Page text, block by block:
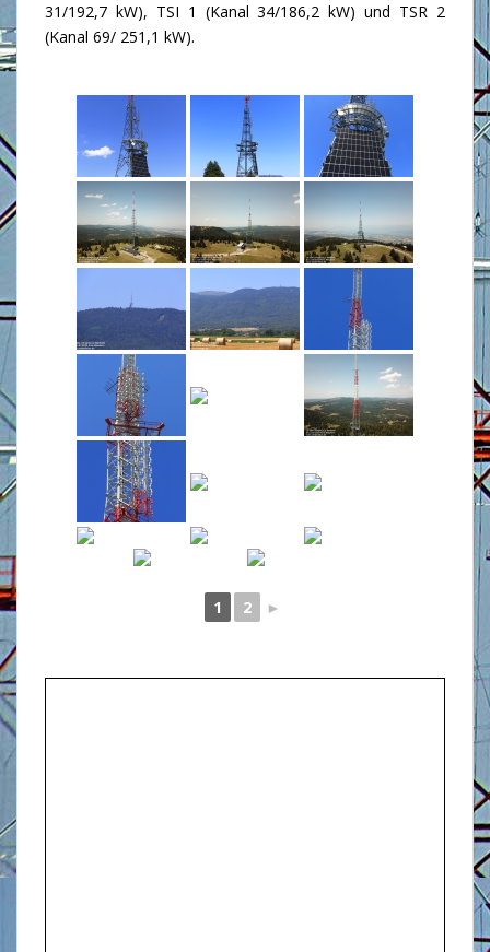
31/192,7 kW), TSI 1 (Kanal 34/186,2 kW) und TSR 2
(Kanal 69/ 251,1 kW).
1 2 ►